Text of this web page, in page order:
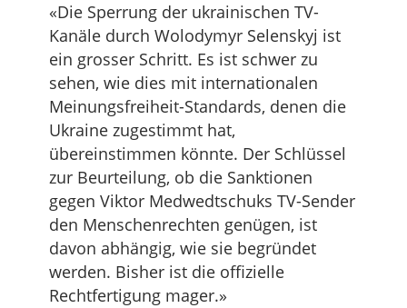
«Die Sperrung der ukrainischen TV-
Kanäle durch Wolodymyr Selenskyj ist
ein grosser Schritt. Es ist schwer zu
sehen, wie dies mit internationalen
Meinungsfreiheit-Standards, denen die
Ukraine zugestimmt hat,
übereinstimmen könnte. Der Schlüssel
zur Beurteilung, ob die Sanktionen
gegen Viktor Medwedtschuks TV-Sender
den Menschenrechten genügen, ist
davon abhängig, wie sie begründet
werden. Bisher ist die offizielle
Rechtfertigung mager.»